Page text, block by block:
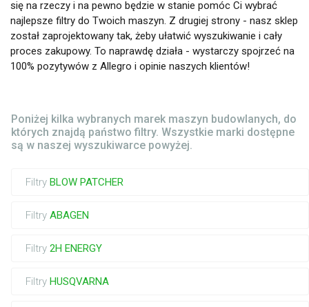
się na rzeczy i na pewno będzie w stanie pomóc Ci wybrać
najlepsze filtry do Twoich maszyn. Z drugiej strony - nasz sklep
został zaprojektowany tak, żeby ułatwić wyszukiwanie i cały
proces zakupowy. To naprawdę działa - wystarczy spojrzeć na
100% pozytywów z Allegro i opinie naszych klientów!
Poniżej kilka wybranych marek maszyn budowlanych, do
których znajdą państwo filtry. Wszystkie marki dostępne
są w naszej wyszukiwarce powyżej.
Filtry BLOW PATCHER
Filtry ABAGEN
Filtry 2H ENERGY
Filtry HUSQVARNA